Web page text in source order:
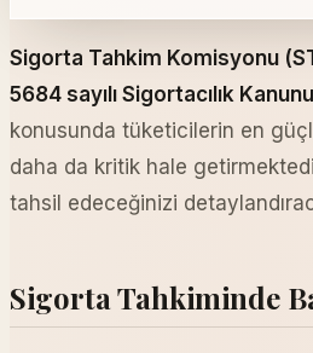
Sigorta Tahkim Komisyonu
5684 sayılı Sigortacılık
konusunda tüketicilerin en
daha da kritik hale
tahsil edeceğinizi
Sigorta Tahkiminde